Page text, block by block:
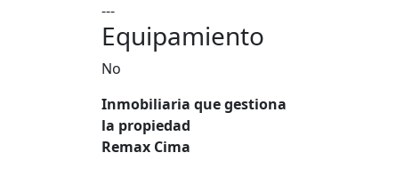
---
Equipamiento
No
Inmobiliaria que gestiona
la propiedad
Remax Cima